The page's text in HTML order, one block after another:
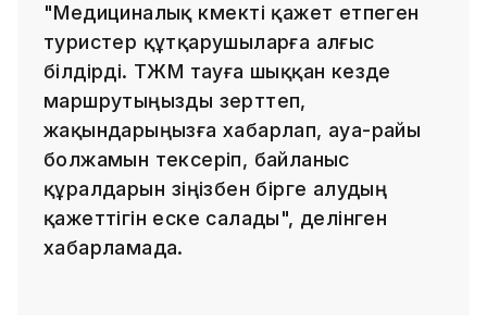
"Медициналық көмекті қажет етпеген
туристер құтқарушыларға алғыс
білдірді. ТЖМ тауға шыққан кезде
маршрутыңызды зерттеп,
жақындарыңызға хабарлап, ауа-райы
болжамын тексеріп, байланыс
құралдарын өзіңізбен бірге алудың
қажеттігін еске салады", делінген
хабарламада.